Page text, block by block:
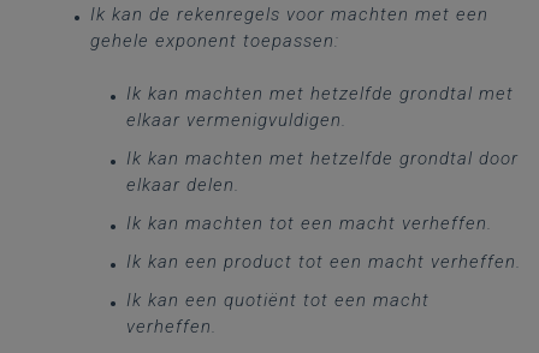
Ik kan de rekenregels voor machten met een
gehele exponent toepassen:
Ik kan machten met hetzelfde grondtal met
elkaar vermenigvuldigen.
Ik kan machten met hetzelfde grondtal door
elkaar delen.
Ik kan machten tot een macht verheffen.
Ik kan een product tot een macht verheffen.
Ik kan een quotiënt tot een macht
verheffen.